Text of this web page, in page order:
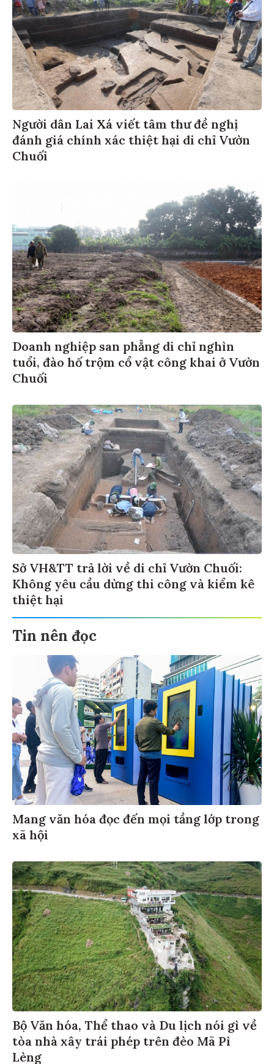
Người dân Lai Xá viết tâm thư đề nghị
đánh giá chính xác thiệt hại di chỉ Vườn
Chuối
Doanh nghiệp san phẳng di chỉ nghìn
tuổi, đào hố trộm cổ vật công khai ở Vườn
Chuối
Sở VH&TT trả lời về di chỉ Vườn Chuối:
Không yêu cầu dừng thi công và kiểm kê
thiệt hại
Tin nên đọc
Mang văn hóa đọc đến mọi tầng lớp trong
xã hội
Bộ Văn hóa, Thể thao và Du lịch nói gì về
tòa nhà xây trái phép trên đèo Mã Pì
Lèng